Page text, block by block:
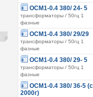
ОСМ1-0.4 380/ 24- 5
трансформаторы / 50гц 1
фазные
ОСМ1-0.4 380/ 29/29
трансформаторы / 50гц 1
фазные
ОСМ1-0.4 380/ 29- 5
трансформаторы / 50гц 1
фазные
ОСМ1-0.4 380/ 36-5 (с
2000г)